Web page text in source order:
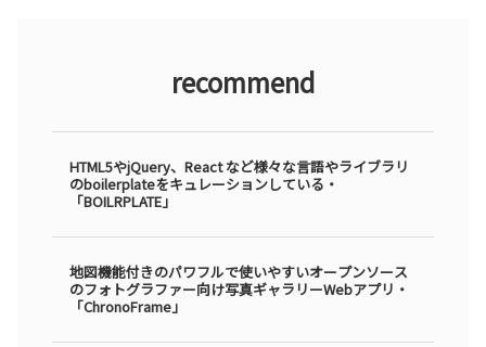
recommend
HTML5やjQuery、React など様々な言語やライブラリ
のboilerplateをキュレーションしている・
「BOILRPLATE」
地図機能付きのパワフルで使いやすいオープンソース
のフォトグラファー向け写真ギャラリーWebアプリ・
「ChronoFrame」